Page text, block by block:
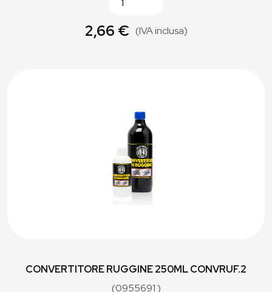
2,66 € (IVA inclusa)
CONVERTITORE RUGGINE 250ML CONVRUF.2
(0955691 )